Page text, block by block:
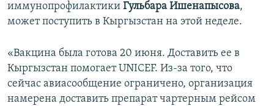
иммунопрофилактики Гульбара Ишенапысова,
может поступить в Кыргызстан на этой неделе.
«Вакцина была готова 20 июня. Доставить ее в
Кыргызстан помогает UNICEF. Из-за того, что
сейчас авиасообщение ограничено, организация
намерена доставить препарат чартерным рейсом